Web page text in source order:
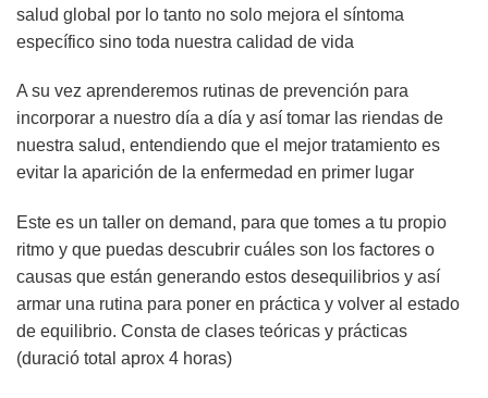
salud global por lo tanto no solo mejora el síntoma
específico sino toda nuestra calidad de vida
A su vez aprenderemos rutinas de prevención para
incorporar a nuestro día a día y así tomar las riendas de
nuestra salud, entendiendo que el mejor tratamiento es
evitar la aparición de la enfermedad en primer lugar
Este es un taller on demand, para que tomes a tu propio
ritmo y que puedas descubrir cuáles son los factores o
causas que están generando estos desequilibrios y así
armar una rutina para poner en práctica y volver al estado
de equilibrio. Consta de clases teóricas y prácticas
(duració total aprox 4 horas)